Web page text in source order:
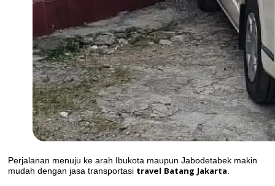
Perjalanan menuju ke arah Ibukota maupun Jabodetabek makin
mudah dengan jasa transportasi travel Batang Jakarta